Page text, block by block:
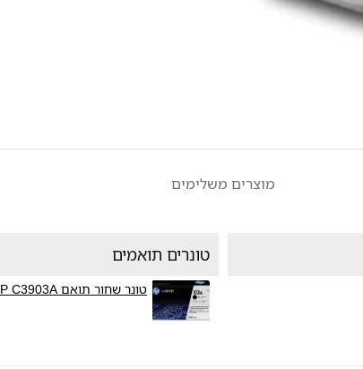
מוצרים משלימים
טונרים תואמים
טונר שחור תואם HP C3903A